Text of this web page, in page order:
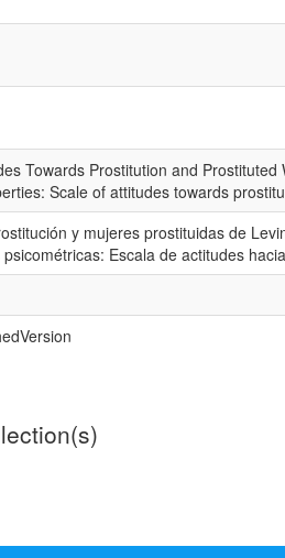
Towards Prostitution and
Scale of attitudes towards
y mujeres prostituidas de
Escala de actitudes